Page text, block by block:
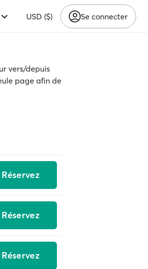
USD ($) Se connecter
vers/depuis
page afin de
Réservez
Réservez
Réservez